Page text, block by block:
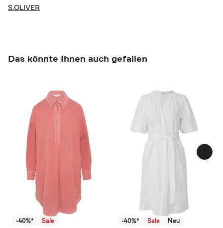
S.OLIVER
Das könnte Ihnen auch gefallen
-40%* Sale -40%* Sale Neu